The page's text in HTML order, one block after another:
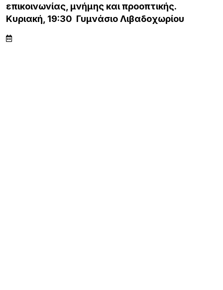
επικοινωνίας, μνήμης και προοπτικής.
Κυριακή, 19:30 Γυμνάσιο Λιβαδοχωρίου